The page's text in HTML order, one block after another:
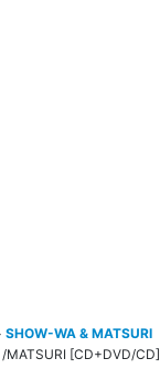
SHOW-WA & MATSURI
MATSURI [CD+DVD/CD]